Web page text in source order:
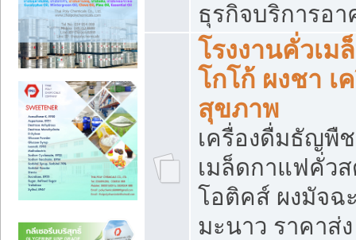
ธุรกิจบริการอ
โรงงานคั่วเม
โกโก้ ผงชา เ
สุขภาพ
เครื่องดื่มธัญพื
เมล็ดกาแฟคั่ว
โอติคส์ ผงมัจฉ
มะนาว ราคาส่